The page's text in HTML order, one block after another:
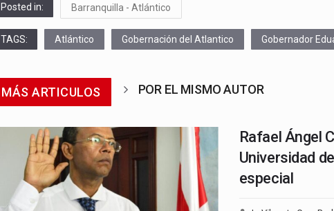
Posted in: Barranquilla - Atlántico
TAGS: Atlántico Gobernación del Atlantico Gobernador
MÁS ARTICULOS POR EL MISMO AUTOR
Rafael Ángel
Universidad
especial